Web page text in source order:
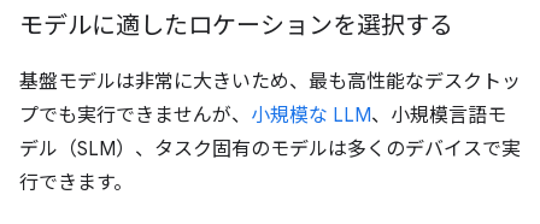
モデルに適したロケーションを選択する
基盤モデルは非常に大きいため、最も高性能なデスクトッ
プでも実行できませんが、 小規模な LLM、小規模言語モ
デル（SLM）、タスク固有のモデルは多くのデバイスで実
行できます。